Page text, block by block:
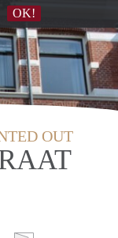
OUT
OK!